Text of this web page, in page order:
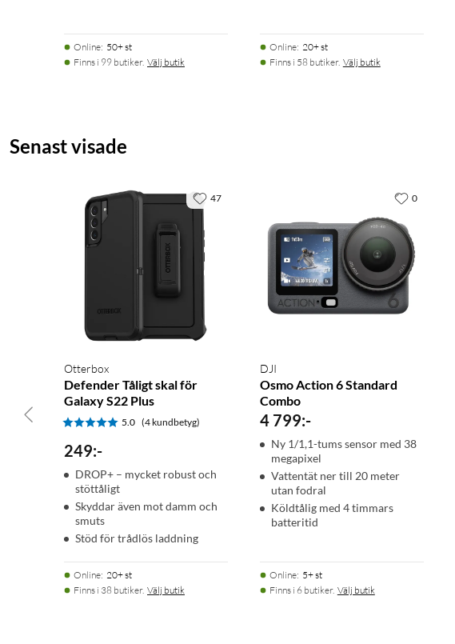
Online: 50+ st
Finns i 99 butiker. Välj butik
Online: 20+ st
Finns i 58 butiker. Välj butik
Senast visade
Otterbox
Defender Tåligt skal för
Galaxy S22 Plus
5.0 (4 kundbetyg)
249:-
DROP+ – mycket robust och
stöttåligt
Skyddar även mot damm och
smuts
Stöd för trådlös laddning
Online: 20+ st
Finns i 38 butiker. Välj butik
47
DJI
Osmo Action 6 Standard
Combo
4 799:-
Ny 1/1,1-tums sensor med 38
megapixel
Vattentät ner till 20 meter
utan fodral
Köldtålig med 4 timmars
batteritid
Online: 5+ st
Finns i 6 butiker. Välj butik
0